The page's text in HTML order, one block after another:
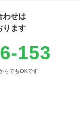
わせは
ります
153
らでもOKです